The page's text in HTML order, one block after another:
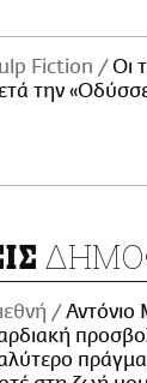
Fiction
Οι
την
Αντόνιο